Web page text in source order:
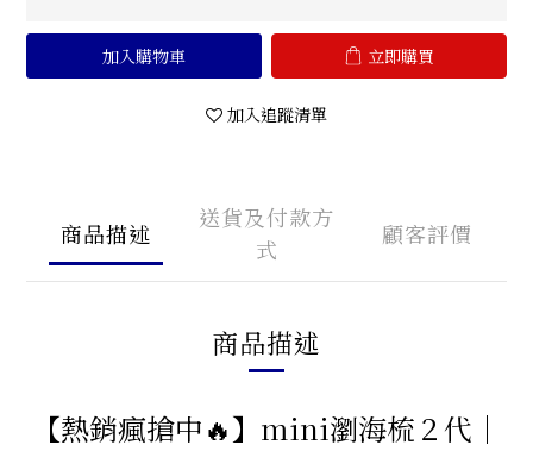
加入購物車 立即購買
加入追蹤清單
商品描述
送貨及付款方
式
顧客評價
商品描述
【熱銷瘋搶中🔥】mini瀏海梳２代｜